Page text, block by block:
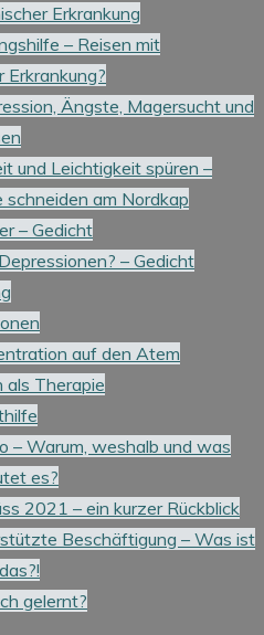
Erkrankung
– Reisen mit
Erkrankung?
Ängste, Magersucht und
und Leichtigkeit spüren –
schneiden am Nordkap
– Gedicht
– Gedicht
auf den Atem
als Therapie
– Warum, weshalb und was
es?
2021 – ein kurzer Rückblick
Beschäftigung – Was ist
gelernt?